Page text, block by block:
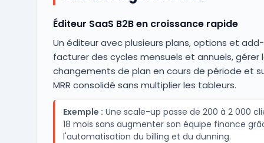
Éditeur SaaS B2B en croissance rapide
Un éditeur avec plusieurs plans, options et
facturer des cycles mensuels et annuels, gérer
changements de plan en cours de période et
MRR consolidé sans multiplier les tableurs.
Exemple : Une scale-up passe de 200 à 2 000
18 mois sans augmenter son équipe finance
l'automatisation du billing et du dunning.